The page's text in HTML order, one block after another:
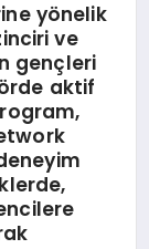
yönelik
ve
gençleri
aktif